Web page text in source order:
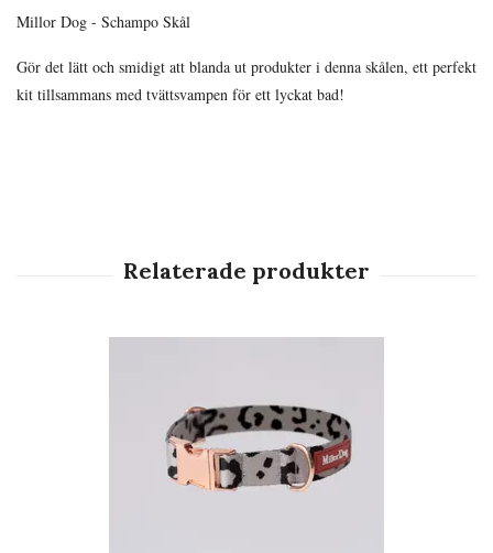
Millor Dog - Schampo Skål
Gör det lätt och smidigt att blanda ut produkter i denna skålen, ett perfekt
kit tillsammans med tvättsvampen för ett lyckat bad!